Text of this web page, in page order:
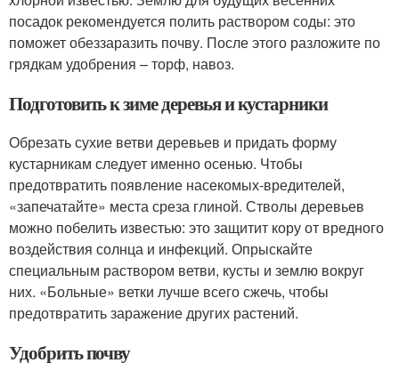
посадок рекомендуется полить раствором соды: это
поможет обеззаразить почву. После этого разложите по
грядкам удобрения – торф, навоз.
Подготовить к зиме деревья и кустарники
Обрезать сухие ветви деревьев и придать форму
кустарникам следует именно осенью. Чтобы
предотвратить появление насекомых-вредителей,
«запечатайте» места среза глиной. Стволы деревьев
можно побелить известью: это защитит кору от вредного
воздействия солнца и инфекций. Опрыскайте
специальным раствором ветви, кусты и землю вокруг
них. «Больные» ветки лучше всего сжечь, чтобы
предотвратить заражение других растений.
Удобрить почву